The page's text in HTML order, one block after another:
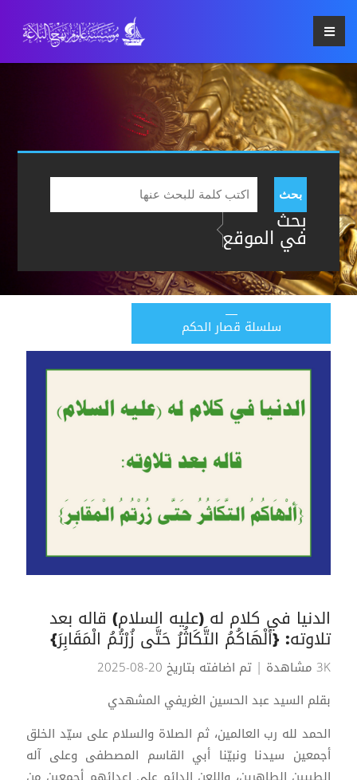
بحث
بحث
في الموقع
سلسلة قصار الحكم
الدنيا في كلام له (عليه السلام) قاله بعد
تلاوته: {أَلْهَاكُمُ التَّكَاثُرُ حَتَّى زُرْتُمُ الْمَقَابِرَ}
3K مشاهدة
| تم اضافته بتاريخ 20-08-2025
بقلم السيد عبد الحسين الغريفي المشهدي
الحمد لله رب العالمين، ثم الصلاة والسلام على سيّد الخلق
أجمعين سيدنا ونبيّنا أبي القاسم المصطفى وعلى آله